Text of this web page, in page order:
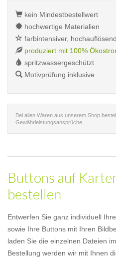
kein Mindestbestellwert
hochwertige Materialien
farbintensiver,
produziert mit 100%
spritzwassergeschützt
Motivprüfung inklusive
Bei allen Waren aus unserem Shop
Gewährleistungsansprüche.
Buttons auf
bestellen
Entwerfen Sie ganz individuell
sowie Ihre Buttons mit Ihren
laden Sie die einzelnen Dateien
Bestellung werden wir mit Ihnen